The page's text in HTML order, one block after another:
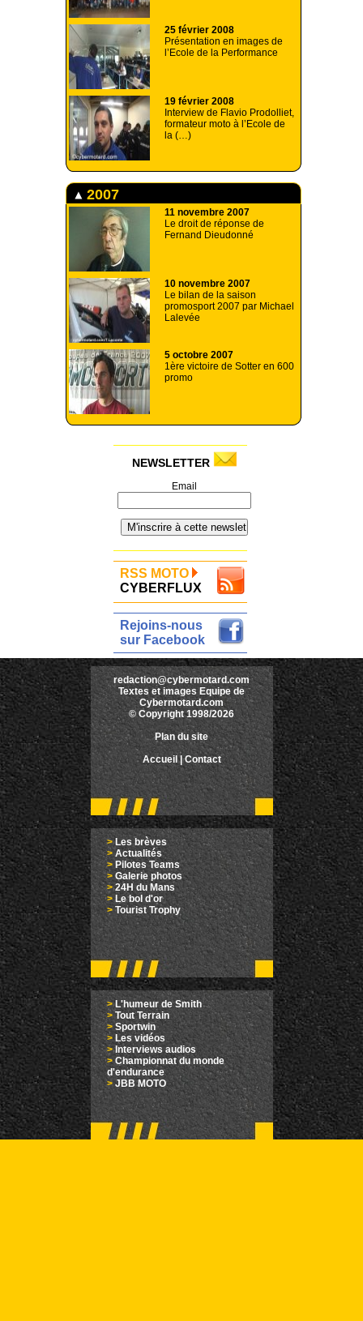
25 février 2008
Présentation en images de
l’Ecole de la Performance
19 février 2008
Interview de Flavio Prodolliet,
formateur moto à l’Ecole de
la (…)
2007
11 novembre 2007
Le droit de réponse de
Fernand Dieudonné
10 novembre 2007
Le bilan de la saison
promosport 2007 par Michael
Lalevée
5 octobre 2007
1ère victoire de Sotter en 600
promo
NEWSLETTER
Email
RSS MOTO
CYBERFLUX
Rejoins-nous
sur Facebook
redaction@cybermotard.com
Textes et images Equipe de
Cybermotard.com
© Copyright 1998/2026
Plan du site
Accueil |Contact
>Les brèves
> Actualités
> Pilotes Teams
>Galerie photos
>24H du Mans
>Le bol d'or
> Tourist Trophy
>L'humeur de Smith
> Tout Terrain
> Sportwin
> Les vidéos
> Interviews audios
>Championnat du monde
d'endurance
> JBB MOTO